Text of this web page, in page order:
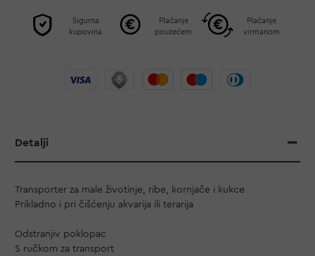
Sigurna
kupovina
Plaćanje
pouzećem
Plaćanje
virmanom
Detalji
Transporter za male životinje, ribe, kornjače i kukce
Prikladno i pri čišćenju akvarija ili terarija
Odstranjiv poklopac
S ručkom za transport